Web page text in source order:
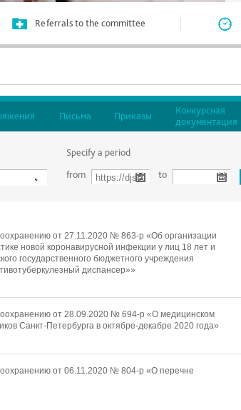
Referrals to the committee
Письма Приказы
Конкурсная
документация
Specify a period
from
to
от 27.11.2020 № 863-р «Об организации
новой коронавирусной инфекции у лиц 18 лет и
государственного бюджетного учреждения
диспансер»»
от 28.09.2020 № 694-р «О медицинском
Санкт-Петербурга в октябре-декабре 2020 года»
от 06.11.2020 № 804-р «О перечне